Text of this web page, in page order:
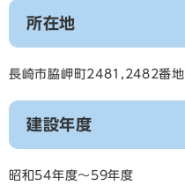
所在地
長崎市脇岬町2481,2482番地
建設年度
昭和54年度～59年度